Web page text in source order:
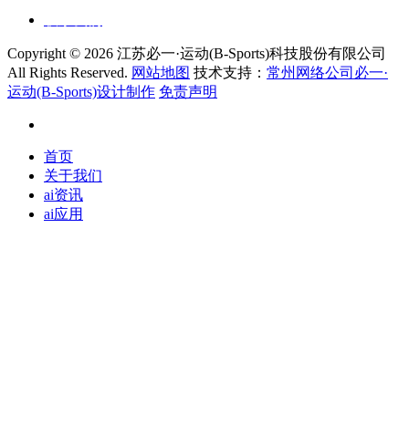
Copyright © 2026 江苏必一·运动(B-Sports)科技股份有限公司
All Rights Reserved. 网站地图 技术支持： 常州网络公司必一·
运动(B-Sports)设计制作 免责声明
首页
关于我们
ai资讯
ai应用